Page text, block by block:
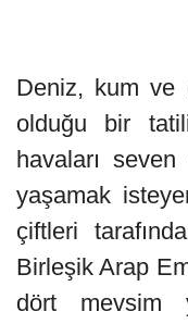
Deniz, kum ve
olduğu bir
havaları
yaşamak
çiftleri
Birleşik Arap
dört mevsim